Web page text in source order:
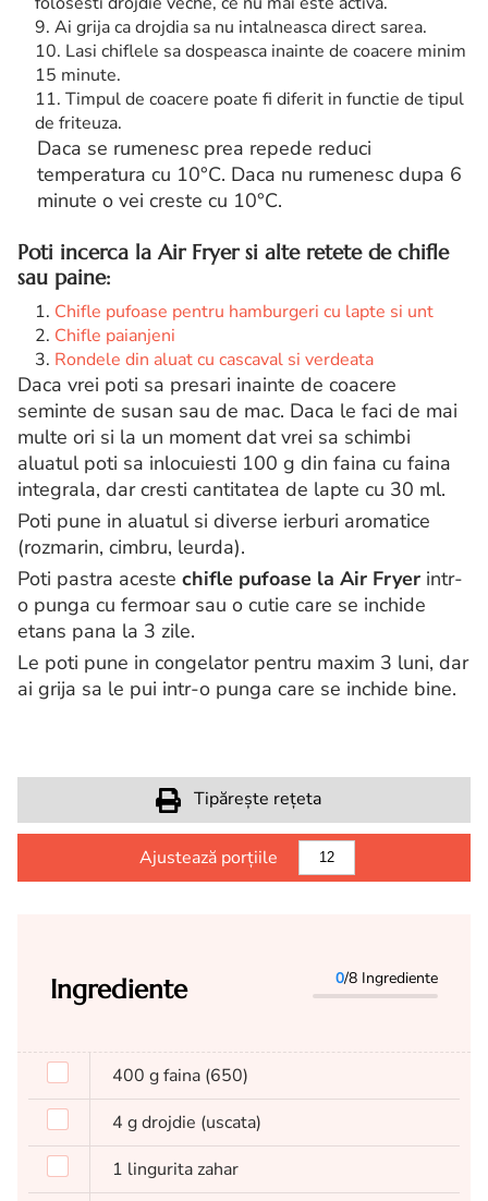
Ai grija ca drojdia sa nu intalneasca direct sarea.
Lasi chiflele sa dospeasca inainte de coacere minim
15 minute.
Timpul de coacere poate fi diferit in functie de tipul
de friteuza.
Daca se rumenesc prea repede reduci
temperatura cu 10°C. Daca nu rumenesc dupa 6
minute o vei creste cu 10°C.
Poti incerca la Air Fryer si alte retete dechifle
sau paine:
Chifle pufoase pentru hamburgeri cu lapte si unt
Chifle paianjeni
Rondele din aluat cu cascaval si verdeata
Daca vrei poti sa presari inainte de coacere
seminte de susan sau de mac. Daca le faci de mai
multe ori si la un moment dat vrei sa schimbi
aluatul poti sa inlocuiesti 100 g din faina cu faina
integrala, dar cresti cantitatea de lapte cu 30 ml.
Poti pune in aluatul si diverse ierburi aromatice
(rozmarin, cimbru, leurda).
Poti pastra aceste chifle pufoase la Air Fryer intr-
o punga cu fermoar sau o cutie care se inchide
etans pana la 3 zile.
Le poti pune in congelator pentru maxim 3 luni, dar
ai grija sa le pui intr-o punga care se inchide bine.
Tipărește rețeta
Ajustează porțiile
Ingrediente 0/8 Ingrediente
400 gfaina (650)
4 gdrojdie (uscata)
1 linguritazahar